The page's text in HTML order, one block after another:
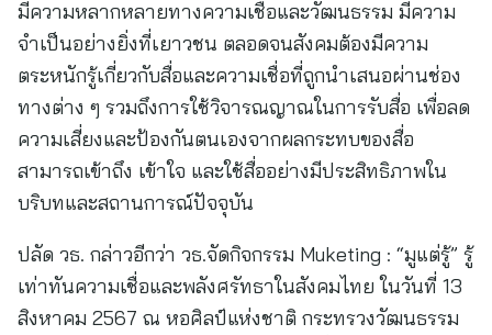
มีความหลากหลายทางความเชื่อและวัฒนธรรม มีความ
จำเป็นอย่างยิ่งที่เยาวชน ตลอดจนสังคมต้องมีความ
ตระหนักรู้เกี่ยวกับสื่อและความเชื่อที่ถูกนำเสนอผ่านช่อง
ทางต่าง ๆ รวมถึงการใช้วิจารณญาณในการรับสื่อ เพื่อลด
ความเสี่ยงและป้องกันตนเองจากผลกระทบของสื่อ
สามารถเข้าถึง เข้าใจ และใช้สื่ออย่างมีประสิทธิภาพใน
บริบทและสถานการณ์ปัจจุบัน
ปลัด วธ. กล่าวอีกว่า วธ.จัดกิจกรรม Muketing : “มูแต่รู้” รู้
เท่าทันความเชื่อและพลังศรัทธาในสังคมไทย ในวันที่ 13
สิงหาคม 2567 ณ หอศิลป์แห่งชาติ กระทรวงวัฒนธรรม